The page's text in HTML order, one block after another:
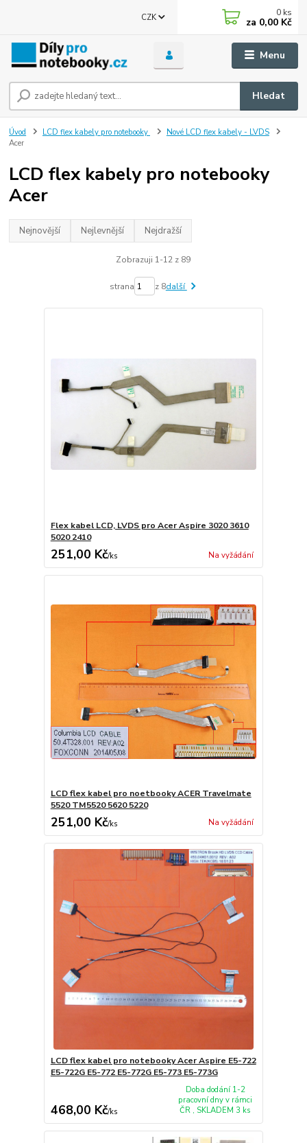
Menu
CZK
Hledat
0 ks
za 0,00 Kč
Úvod LCD flex kabely pro notebooky
Nové LCD flex kabely - LVDS
Acer
LCD flex kabely pro notebooky
Acer
Nejnovější Nejlevnější Nejdražší
Zobrazuji 1-12 z 89
strana z 8další
Flex kabel LCD, LVDS pro Acer Aspire 3020 3610
5020 2410
251,00 Kč/ks Na vyžádání
LCD flex kabel pro noetbooky ACER Travelmate
5520 TM5520 5620 5220
251,00 Kč/ks Na vyžádání
LCD flex kabel pro notebooky Acer Aspire E5-722
E5-722G E5-772 E5-772G E5-773 E5-773G
468,00 Kč/ks
Doba dodání 1-2
pracovní dny v rámci
ČR , SKLADEM 3 ks